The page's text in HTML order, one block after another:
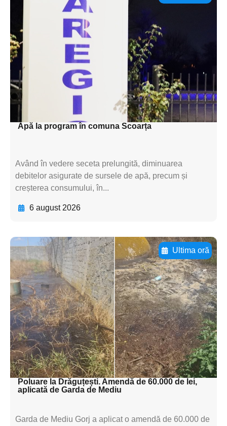
Adaugă aici textul pentru
subtitluAdaugă aici
textul pentru
subtitluAdaugă aici
textul pentru
subtitluAdaugă aici
textul pentru subti
Apă la program în comuna Scoarța
Având în vedere seceta prelungită, diminuarea
debitelor asigurate de sursele de apă, precum și
creșterea consumului, în...
6 august 2026
Ultima oră
Adaugă aici textul pentru
subtitluAdaugă aici
textul pentru
subtitluAdaugă aici
textul pentru
subtitluAdaugă aici
textul pentru subti
Poluare la Drăguțești. Amendă de 60.000 de lei,
aplicată de Garda de Mediu
Garda de Mediu Gorj a aplicat o amendă de 60.000 de